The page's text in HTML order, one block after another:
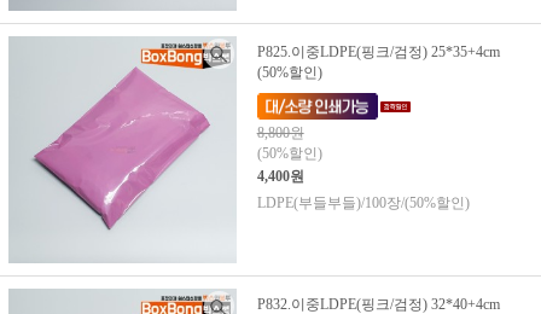
P825.이중LDPE(핑크/검정) 25*35+4cm
(50%할인)
8,800원
(50%할인)
4,400원
LDPE(부들부들)/100장/(50%할인)
P832.이중LDPE(핑크/검정) 32*40+4cm